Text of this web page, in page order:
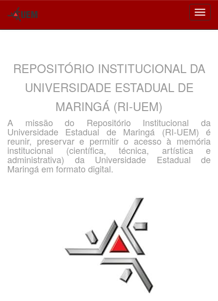
REPOSITÓRIO INSTITUCIONAL DA
UNIVERSIDADE ESTADUAL DE
MARINGÁ (RI-UEM)
A missão do Repositório Institucional da
Universidade Estadual de Maringá (RI-UEM) é
reunir, preservar e permitir o acesso à memória
institucional (científica, técnica, artística e
administrativa) da Universidade Estadual de
Maringá em formato digital.